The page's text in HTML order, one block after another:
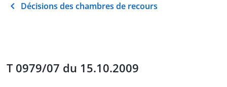
Décisions des chambres de recours
T 0979/07 du 15.10.2009